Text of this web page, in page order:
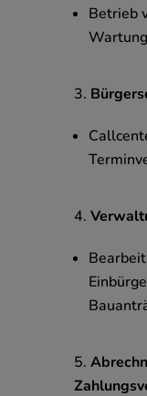
Betrieb